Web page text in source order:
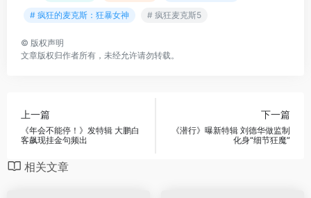
# 疯狂的麦克斯：狂暴女神
# 疯狂麦克斯5
© 版权声明
文章版权归作者所有，未经允许请勿转载。
上一篇
《年会不能停！》发特辑 大鹏白
客飙现挂金句频出
下一篇
《潜行》曝新特辑 刘德华做监制
化身“细节狂魔”
相关文章